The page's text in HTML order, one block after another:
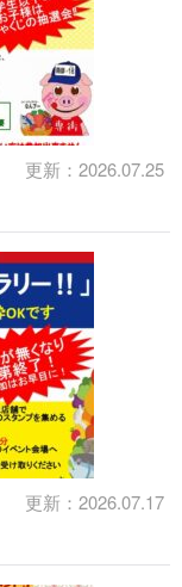
更新：2026.07.25
更新：2026.07.17